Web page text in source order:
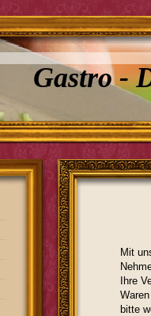
Gastro -
Mit
Ihre
bitte